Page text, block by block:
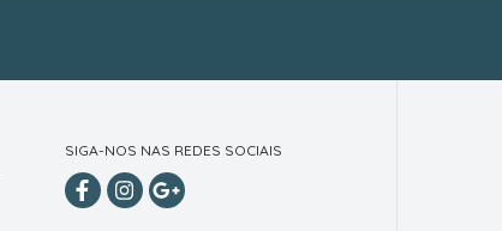
SIGA-NOS NAS REDES SOCIAIS